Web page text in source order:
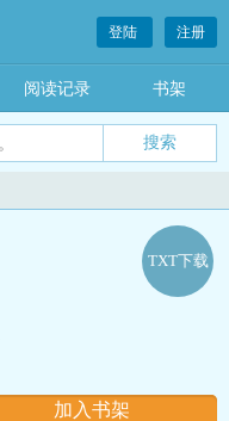
登陆 注册
阅读记录 书架
加入书架
TXT下载